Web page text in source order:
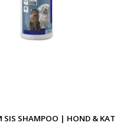
SIS SHAMPOO | HOND & KAT